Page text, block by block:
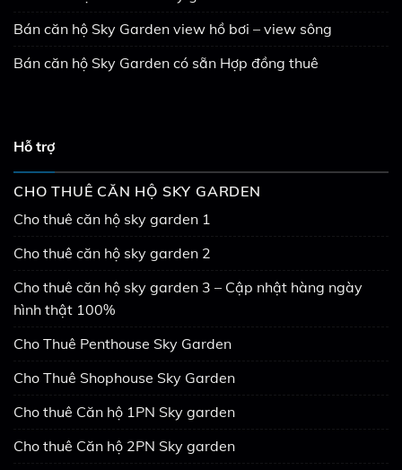
Bán căn hộ Sky Garden view hồ bơi – view sông
Bán căn hộ Sky Garden có sẵn Hợp đồng thuê
Hỗ trợ
CHO THUÊ CĂN HỘ SKY GARDEN
Cho thuê căn hộ sky garden 1
Cho thuê căn hộ sky garden 2
Cho thuê căn hộ sky garden 3 – Cập nhật hàng ngày
hình thật 100%
Cho Thuê Penthouse Sky Garden
Cho Thuê Shophouse Sky Garden
Cho thuê Căn hộ 1PN Sky garden
Cho thuê Căn hộ 2PN Sky garden